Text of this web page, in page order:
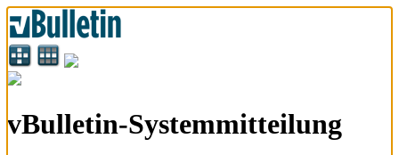
vBulletin-Systemmitteilung